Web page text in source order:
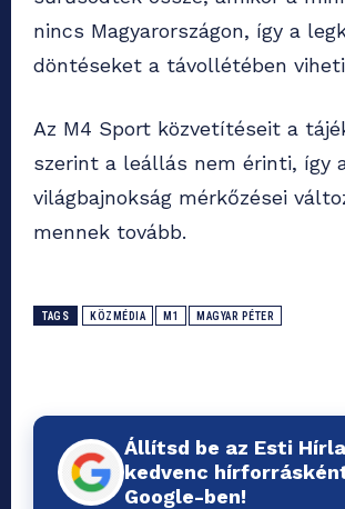
nincs Magyarországon, így a
döntéseket a távollétében
Az M4 Sport közvetítéseit a
szerint a leállás nem érinti, így
világbajnokság mérkőzései
mennek tovább.
TAGS KÖZMÉDIA M1 MAGYAR PÉTER
Állítsd be az Esti
kedvenc
Google-ben!